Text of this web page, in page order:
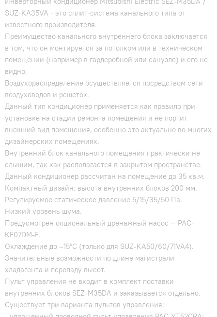
SUZ-KA35VA - это сплит-система канального типа от
известного производителя.
Преимущество канального внутреннего блока заключается
в том, что он монтируется за потолком или в техническом
помещении (например в гардеробной или санузле) и его не
видно.
Воздухораспределение осуществляется посредством сети
воздуховодов и решеток.
Данный тип кондиционер применяется как правило при
установке на стадии ремонта помещения и не портит
внешний вид помещения, особенно это актуально во многих
дизайнерских помещениях.
Внутренний блок канального помещения практически не
слышим, так как располагается в закрытом пространстве.
Данный кондиционер рассчитан на помещение до 35 кв.м.
Компактный дизайн: высота внутренних блоков 200 мм.
Регулируемое статическое давление 5/15/35/50 Па.
Низкий уровень шума.
Предусмотрен опциональный дренажный насос — PAC-
KE07DM-E.
Охлаждение до –15°С (только для SUZ-KA50/60/71VA4).
Значительные возможности по длине магистрали
хладагента и перепаду высот.
Пульт управления не входит в комплект поставки
внутренних блоков SEZ-M35DA и заказывается отдельно.
Существует три варианта пультов управления: